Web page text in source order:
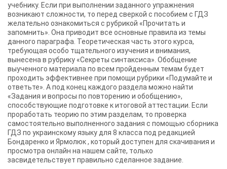
учебнику. Если при выполнении заданного упражнения
возникают сложности, то перед сверкой с пособием с ГДЗ
желательно ознакомиться с рубрикой «Прочитать и
запомнить». Она приводит все основные правила из темы
данного параграфа. Теоретическая часть этого курса,
требующая особо тщательного изучения и внимания,
вынесена в рубрику «Секреты синтаксиса». Обобщение
выученного материала по всем пройденным темам будет
проходить эффективнее при помощи рубрики «Подумайте и
ответьте». А под конец каждого раздела можно найти
«Задания и вопросы по повторению и обобщению»,
способствующие подготовке к итоговой аттестации. Если
проработать теорию по этим разделам, то проверка
самостоятельно выполненного задания с помощью сборника
ГДЗ по украинскому языку для 8 класса под редакцией
Бондаренко и Ярмолюк , который доступен для скачивания и
просмотра онлайн на нашем сайте, только
засвидетельствует правильно сделанное задание.